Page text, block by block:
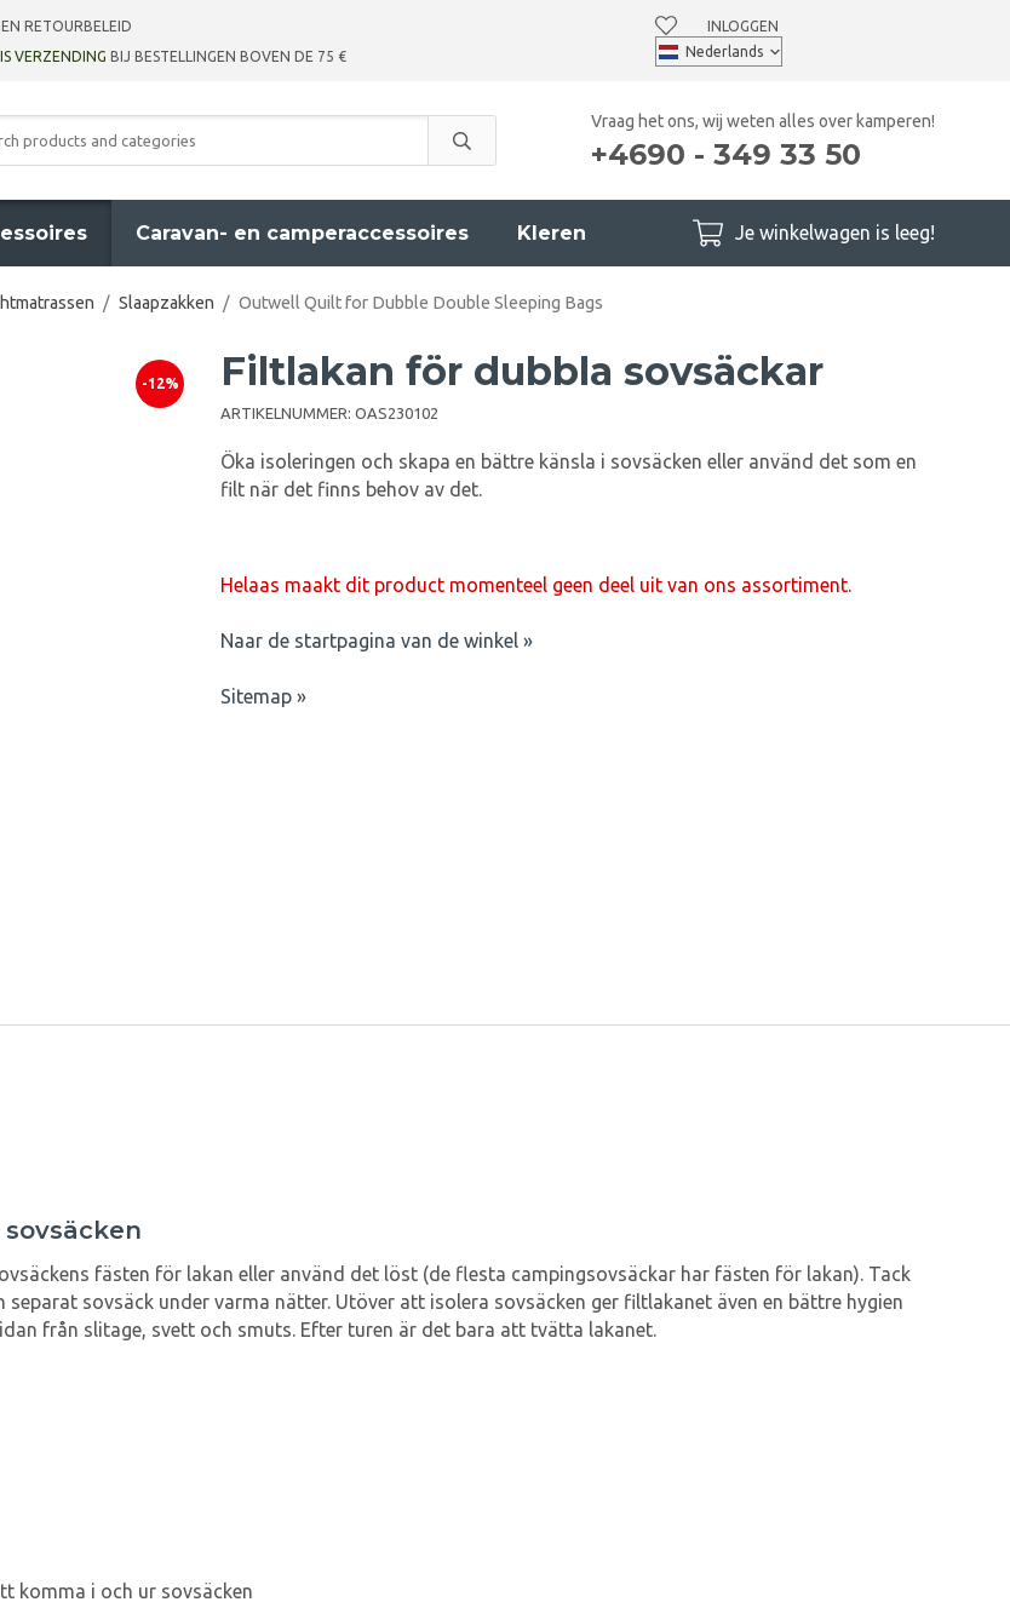
RETOURBELEID
VERZENDING BIJ BESTELLINGEN BOVEN DE 75 €
INLOGGEN
Vraag het ons, wij weten alles over kamperen!
+4690 - 349 33 50
Caravan- en camperaccessoires Kleren Je winkelwagen is leeg!
/ Slaapzakken / Outwell Quilt for Dubble Double Sleeping Bags
-12% Filtlakan för dubbla sovsäckar
ARTIKELNUMMER: OAS230102
Öka isoleringen och skapa en bättre känsla i sovsäcken eller använd det som en
filt när det finns behov av det.
Helaas maakt dit product momenteel geen deel uit van ons assortiment.
Naar de startpagina van de winkel »
Sitemap »
fästen för lakan eller använd det löst (de flesta campingsovsäckar har fästen för lakan). Tack
sovsäck under varma nätter. Utöver att isolera sovsäcken ger filtlakanet även en bättre hygien
från slitage, svett och smuts. Efter turen är det bara att tvätta lakanet.
komma i och ur sovsäcken